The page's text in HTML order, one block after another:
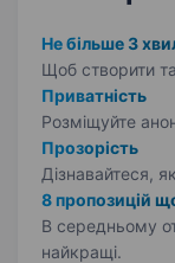
Не більше 3
Щоб створити
Приватність
Розміщуйте
Прозорість
Дізнавайтеся,
8 пропозицій
В середньому
найкращі.